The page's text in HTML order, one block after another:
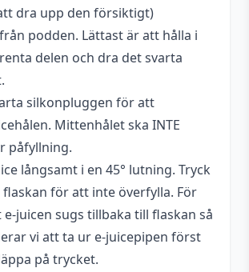
dra upp den försiktigt)
podden. Lättast är att hålla i
delen och dra det svarta
silkonpluggen för att
Mittenhålet ska INTE
påfyllning.
långsamt i en 45° lutning. Tryck
för att inte överfylla. För
juicen sugs tillbaka till flaskan så
vi att ta ur e-juicepipen först
på trycket.